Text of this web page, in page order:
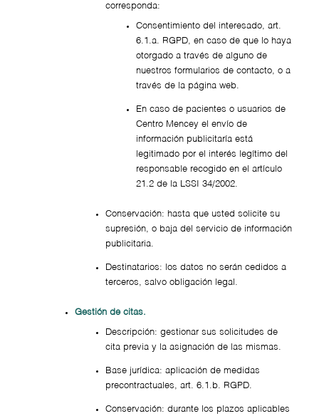
corresponda:
Consentimiento del interesado, art.
6.1.a. RGPD, en caso de que lo haya
otorgado a través de alguno de
nuestros formularios de contacto, o a
través de la página web.
En caso de pacientes o usuarios de
Centro Mencey el envío de
información publicitaría está
legitimado por el interés legítimo del
responsable recogido en el artículo
21.2 de la LSSI 34/2002.
Conservación: hasta que usted solicite su
supresión, o baja del servicio de información
publicitaria.
Destinatarios: los datos no serán cedidos a
terceros, salvo obligación legal.
Gestión de citas.
Descripción: gestionar sus solicitudes de
cita previa y la asignación de las mismas.
Base jurídica: aplicación de medidas
precontractuales, art. 6.1.b. RGPD.
Conservación: durante los plazos aplicables